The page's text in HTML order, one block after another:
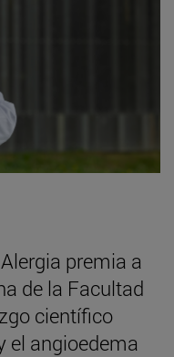
premia a
de la Facultad
científico
el angioedema